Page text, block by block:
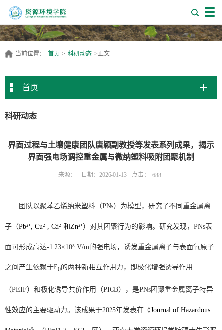
当前位置： 首页 > 科研动态 >正文
首页
科研动态
界面过程与土壤健康团队唐颖副教授等发表系列成果，揭示
界面强电场调控重金属与微纳塑料吸附团聚机制
来源： 日期：2026-01-13 点击： 688
团队以聚苯乙烯纳米塑料 （PNs） 为模型，研究了不同重金属离
子 （Pb²⁺, Cu²⁺, Cd²⁺和Zn²⁺） 对其团聚行为的影响。研究发现，PNs表
面可形成高达-1.23×10⁸ V/m的强电场，诱发重金属离子与表面氧原子
之间产生依赖于E0的两种新相互作用力，即极化增强诱导作用
（PEIF） 和极化诱导共价作用 （PICB）， 是PNs 团聚重金属离子特异
性效应的主要驱动力。该成果于2025年发表在 《Journal of Hazardous